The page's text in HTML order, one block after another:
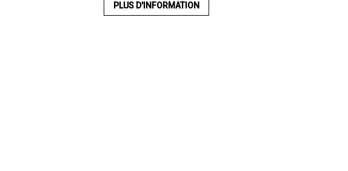
PLUS D'INFORMATION